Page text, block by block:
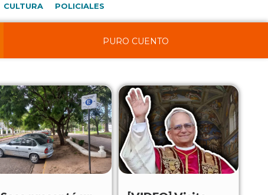
CULTURA POLICIALES
PURO CUENTO